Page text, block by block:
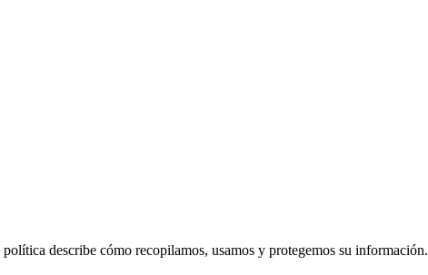
describe cómo recopilamos, usamos y protegemos su información.